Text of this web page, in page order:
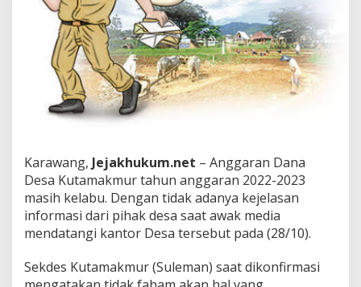
k
m
u
r
d
i
D
u
B
e
r
a
s
l
a
Karawang, Jejakhukum.net – Anggaran Dana
Desa Kutamakmur tahun anggaran 2022-2023
masih kelabu. Dengan tidak adanya kejelasan
informasi dari pihak desa saat awak media
mendatangi kantor Desa tersebut pada (28/10).
Sekdes Kutamakmur (Suleman) saat dikonfirmasi